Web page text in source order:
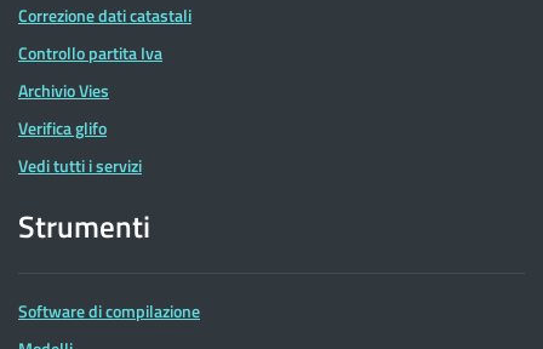
Correzione dati catastali
Controllo partita Iva
Archivio Vies
Verifica glifo
Vedi tutti i servizi
Strumenti
Software di compilazione